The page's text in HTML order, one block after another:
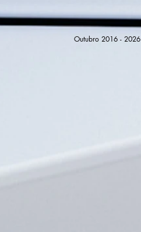
Outubro 2016 - 2026